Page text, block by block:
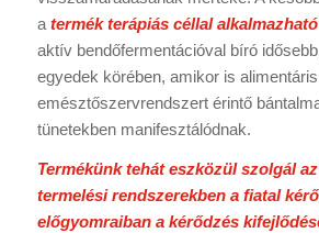
a termék terápiás céllal alkalmazható
aktív bendőfermentációval bíró
egyedek körében, amikor is
emésztőszervrendszert érintő
tünetekben manifesztálódnak.
Termékünk tehát eszközül szolgál
termelési rendszerekben a fiatal
előgyomraiban a kérődzés